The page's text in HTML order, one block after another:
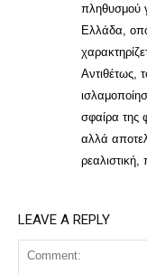
πληθυσμού
Ελλάδα,
Αντιθέτως,
σφαίρα της
αλλά
ρεαλιστική,
LEAVE A REPLY